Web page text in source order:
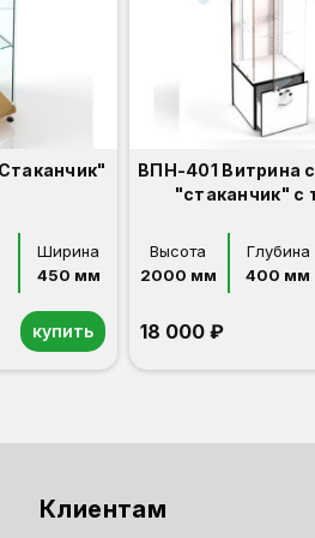
Ширина
450 мм
купить
ВПН-401 Витрина
"стаканчик" с
Высота
2000 мм
Глубина
400 мм
18 000 ₽
Клиентам